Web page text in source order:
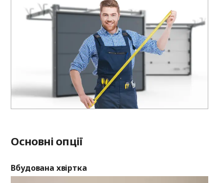
Основні опції
Вбудована хвіртка